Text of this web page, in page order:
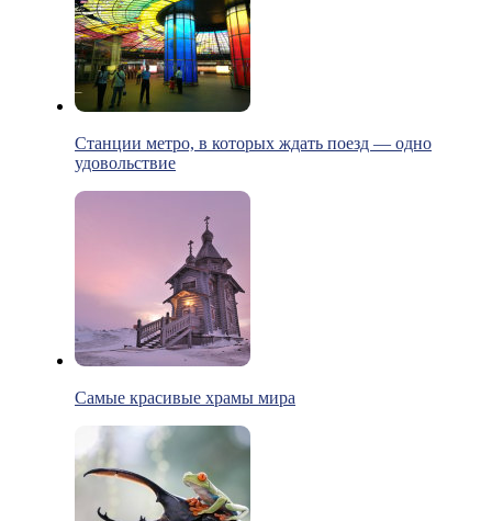
Станции метро, в которых ждать поезд — одно
удовольствие
Самые красивые храмы мира